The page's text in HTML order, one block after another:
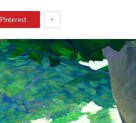
Pinterest +